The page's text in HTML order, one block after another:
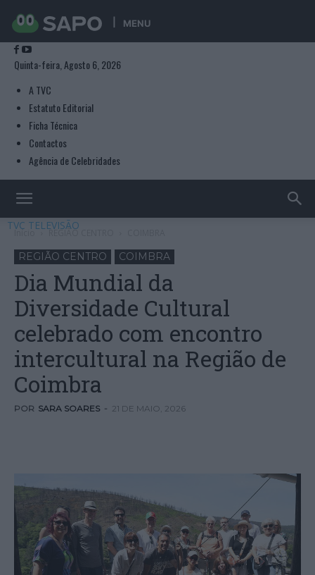
MENU
Quinta-feira, Agosto 6, 2026
A TVC
Estatuto Editorial
Ficha Técnica
Contactos
Agência de Celebridades
TVC TELEVISÃO
Início REGIÃO CENTRO
REGIÃO CENTRO COIMBRA
Dia Mundial da
Diversidade Cultural
celebrado com encontro
intercultural na Região de
Coimbra
POR SARA SOARES - 21 DE MAIO, 2026